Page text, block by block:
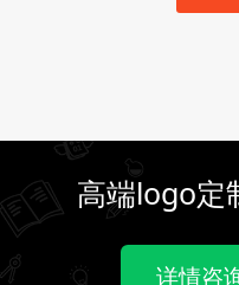
高端logo定
详情咨